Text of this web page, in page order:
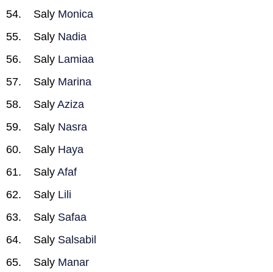
Saly Monica
Saly Nadia
Saly Lamiaa
Saly Marina
Saly Aziza
Saly Nasra
Saly Haya
Saly Afaf
Saly Lili
Saly Safaa
Saly Salsabil
Saly Manar